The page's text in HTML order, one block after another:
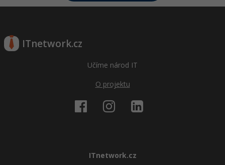
ITnetwork.cz
Učíme národ IT
O projektu
ITnetwork.cz